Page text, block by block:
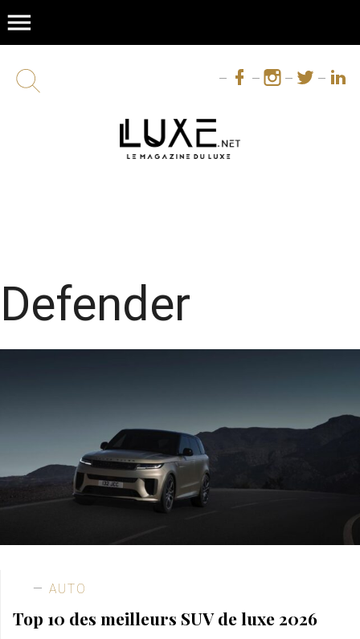
menu
Defender
AUTO
Top 10 des meilleurs SUV de luxe 2026